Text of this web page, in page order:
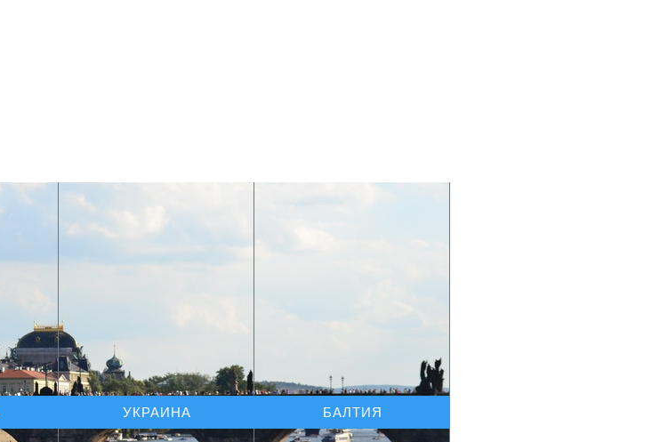
УКРАИНА БАЛТИЯ